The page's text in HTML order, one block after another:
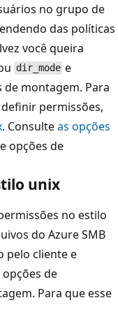
no grupo de
das políticas
você queira
dir_mode e
de montagem. Para
permissões,
. Consulteas opções
opções de
unix
no estilo
do Azure SMB
pelo cliente e
opções de
Para que esse